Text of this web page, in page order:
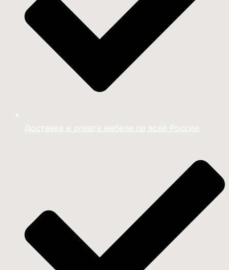
Доставка и оплата мебели по всей России